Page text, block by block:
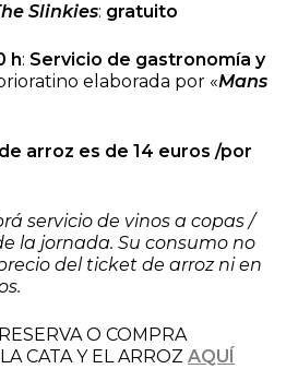
Slinkies: gratuito
h: Servicio de gastronomía y
elaborada por «Mans
arroz es de 14 euros /por
servicio de vinos a copas /
la jornada. Su consumo no
del ticket de arroz ni en
O COMPRA
CATA Y EL ARROZ AQUÍ